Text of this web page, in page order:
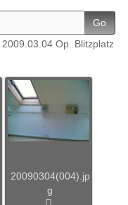
Go
2009.03.04 Op. Blitzplatz
20090304(004).jp
g